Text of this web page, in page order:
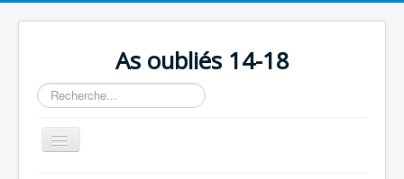
As oubliés 14-18
Rechercher
Basculer
la